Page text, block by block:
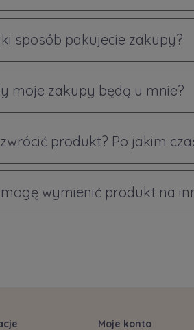
sposób pakujecie zakupy?
moje zakupy będą u mnie?
produkt? Po jakim
wymienić produkt na
Moje konto